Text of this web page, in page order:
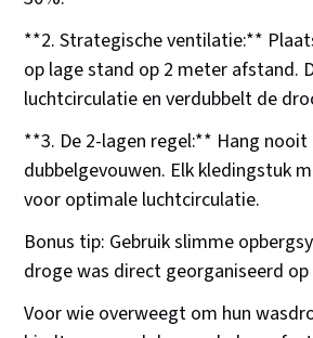
**2. Strategische ventilatie:**
op lage stand op 2 meter afstand.
luchtcirculatie en verdubbelt de
**3. De 2-lagen regel:** Hang nooit
dubbelgevouwen. Elk kledingstuk
voor optimale luchtcirculatie.
Bonus tip: Gebruik slimme
droge was direct georganiseerd
Voor wie overweegt om hun